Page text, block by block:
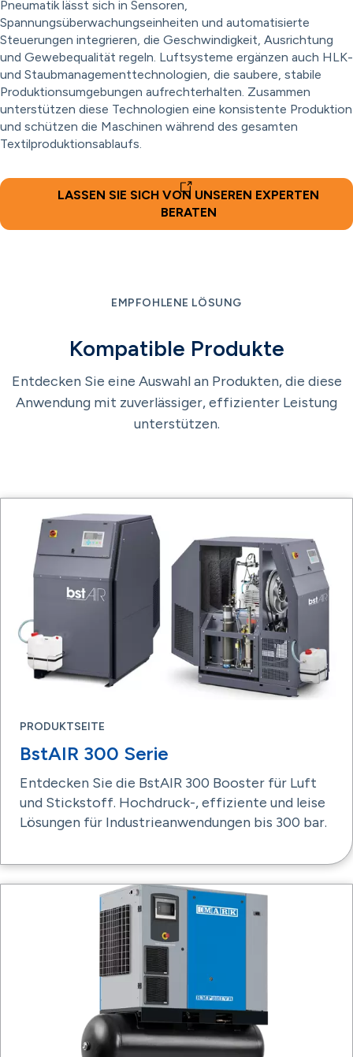
Pneumatik lässt sich in Sensoren,
Spannungsüberwachungseinheiten und automatisierte
Steuerungen integrieren, die Geschwindigkeit, Ausrichtung
und Gewebequalität regeln. Luftsysteme ergänzen auch HLK-
und Staubmanagementtechnologien, die saubere, stabile
Produktionsumgebungen aufrechterhalten. Zusammen
unterstützen diese Technologien eine konsistente Produktion
und schützen die Maschinen während des gesamten
Textilproduktionsablaufs.
LASSEN SIE SICH VON UNSEREN EXPERTEN
BERATEN
EMPFOHLENE LÖSUNG
Kompatible Produkte
Entdecken Sie eine Auswahl an Produkten, die diese
Anwendung mit zuverlässiger, effizienter Leistung
unterstützen.
PRODUKTSEITE
BstAIR 300 Serie
Entdecken Sie die BstAIR 300 Booster für Luft
und Stickstoff. Hochdruck-, effiziente und leise
Lösungen für Industrieanwendungen bis 300 bar.